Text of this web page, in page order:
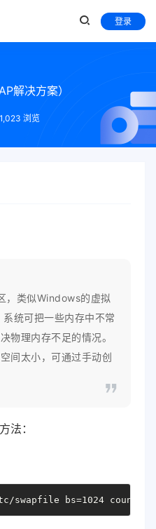
登录
解决方案）
1,023 浏览
，类似Windows的虚拟
统可把一些内存中不常
物理内存不足的情况。
间太小，可通过手动创
法：
swapfile bs=1024 count